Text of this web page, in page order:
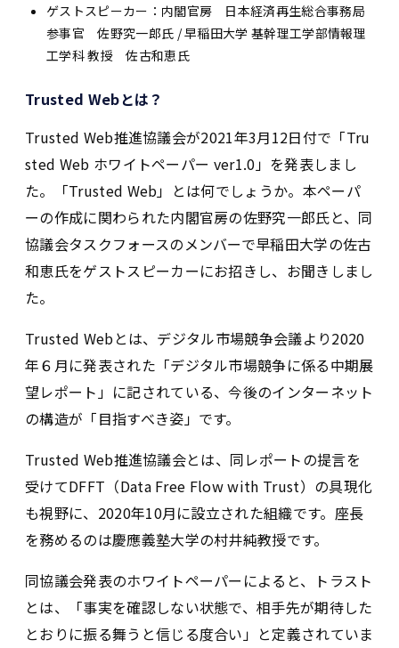
ゲストスピーカー：内閣官房 日本経済再生総合事務局
参事官 佐野究一郎氏 / 早稲田大学 基幹理工学部情報理
工学科 教授 佐古和恵氏
Trusted Webとは？
Trusted Web推進協議会が2021年3月12日付で「Tru
sted Web ホワイトペーパー ver1.0」を発表しまし
た。「Trusted Web」とは何でしょうか。本ペーパ
ーの作成に関わられた内閣官房の佐野究一郎氏と、同
協議会タスクフォースのメンバーで早稲田大学の佐古
和恵氏をゲストスピーカーにお招きし、お聞きしまし
た。
Trusted Webとは、デジタル市場競争会議より2020
年６月に発表された「デジタル市場競争に係る中期展
望レポート」に記されている、今後のインターネット
の構造が「目指すべき姿」です。
Trusted Web推進協議会とは、同レポートの提言を
受けてDFFT（Data Free Flow with Trust）の具現化
も視野に、2020年10月に設立された組織です。座長
を務めるのは慶應義塾大学の村井純教授です。
同協議会発表のホワイトペーパーによると、トラスト
とは、「事実を確認しない状態で、相手先が期待した
とおりに振る舞うと信じる度合い」と定義されていま